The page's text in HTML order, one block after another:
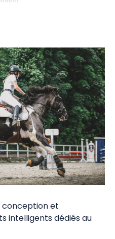
et
intelligents dédiés au